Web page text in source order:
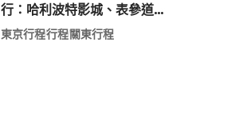
行：哈利波特影城、表參道
Shopping 與下北澤尋寶5日4夜慢活
東京行程行程關東行程